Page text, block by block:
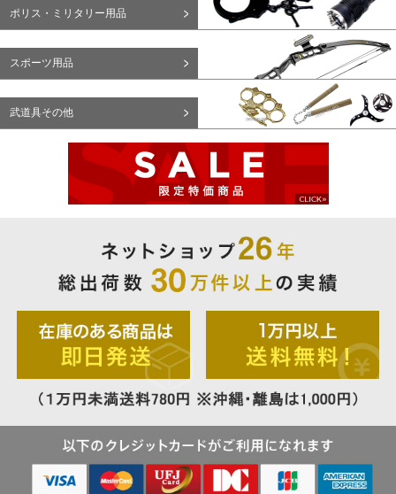
ポリス・ミリタリー用品
スポーツ用品
武道具その他